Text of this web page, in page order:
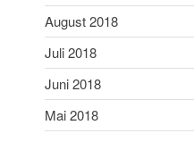
August 2018
Juli 2018
Juni 2018
Mai 2018